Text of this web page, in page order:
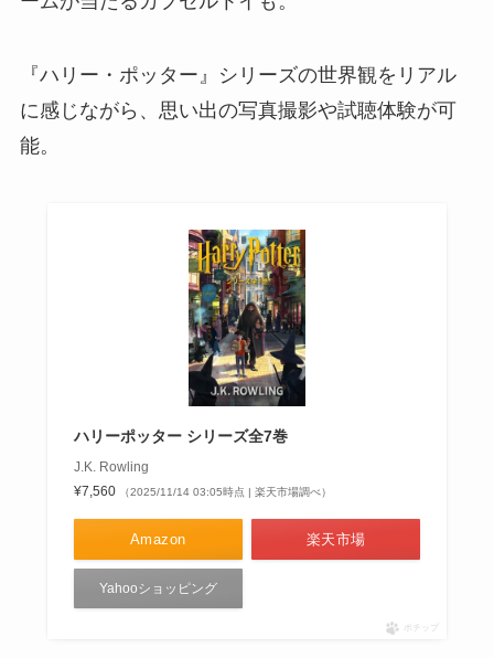
『ハリー・ポッター』シリーズの世界観をリアル
に感じながら、思い出の写真撮影や試聴体験が可
能。
ハリーポッター シリーズ全7巻
J.K. Rowling
¥7,560
（2025/11/14 03:05時点 | 楽天市場調べ）
Amazon 楽天市場
Yahooショッピング
ポチップ